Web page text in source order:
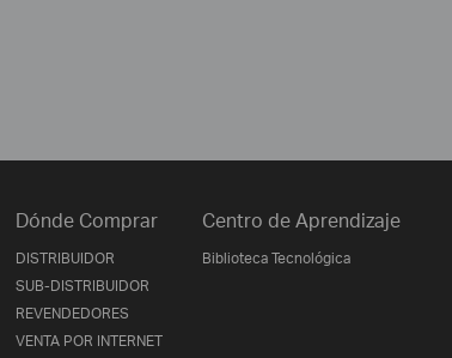
Dónde Comprar
DISTRIBUIDOR
SUB-DISTRIBUIDOR
REVENDEDORES
VENTA POR INTERNET
Centro de Aprendizaje
Biblioteca Tecnológica